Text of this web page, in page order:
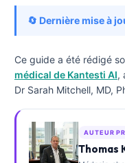
🔄 Dernière mise à
Ce guide a été rédigé
médical de Kantesti AI,
Dr Sarah Mitchell, MD,
AUTEUR
Thomas